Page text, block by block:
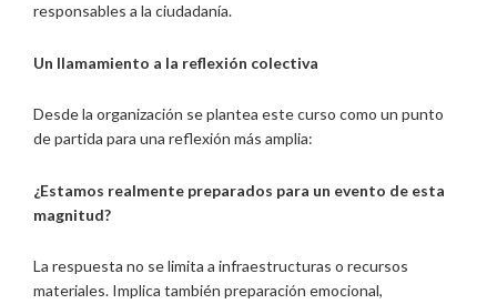
responsables a la ciudadanía.
Un llamamiento a la reflexión colectiva
Desde la organización se plantea este curso como un punto
de partida para una reflexión más amplia:
¿Estamos realmente preparados para un evento de esta
magnitud?
La respuesta no se limita a infraestructuras o recursos
materiales. Implica también preparación emocional,